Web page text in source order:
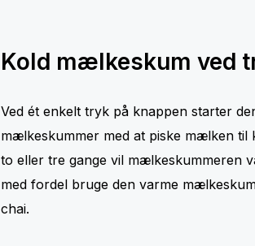
Kold mælkeskum ved
Ved ét enkelt tryk på knappen starter
mælkeskummer med at piske mælken
to eller tre gange vil mælkeskummeren
med fordel bruge den varme
chai.